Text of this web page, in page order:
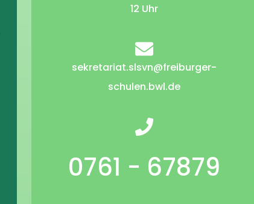
12 Uhr
sekretariat.slsvn@freiburger-
schulen.bwl.de
0761 - 67879